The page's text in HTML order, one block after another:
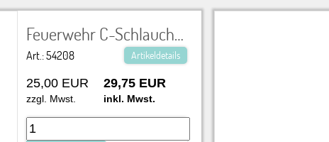
Feuerwehr C-Schlauch zum Ableiten von Abwasser, inkl. 2 Kupplungen Durchmesser 6-8 cm, L 20 m Sanitärtechnik
Art.: 54208 Artikeldetails
25,00 EUR 29,75 EUR
zzgl. Mwst. inkl. Mwst.